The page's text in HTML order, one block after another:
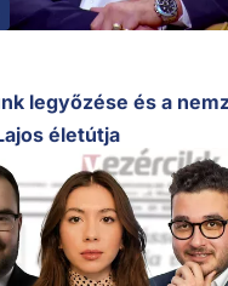
legyőzése és a
életútja